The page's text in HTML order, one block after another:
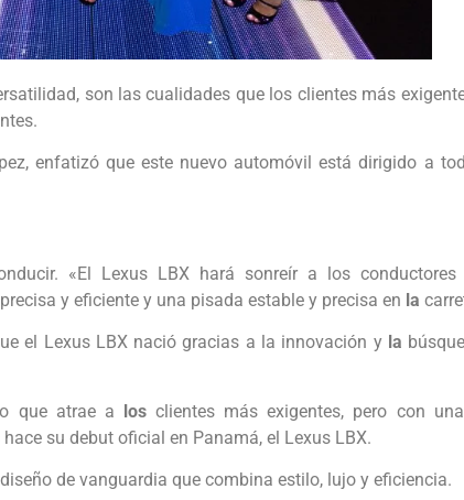
son las cualidades que los clientes más
enfatizó que este nuevo automóvil está dirigido a
«El Lexus LBX hará sonreír a los
y eficiente y una pisada estable y precisa en la
el Lexus LBX nació gracias a la innovación y la
que atrae a losclientes más exigentes, pero con
su debut oficial en Panamá, el Lexus LBX.
de vanguardia que combina estilo, lujo y eficiencia.